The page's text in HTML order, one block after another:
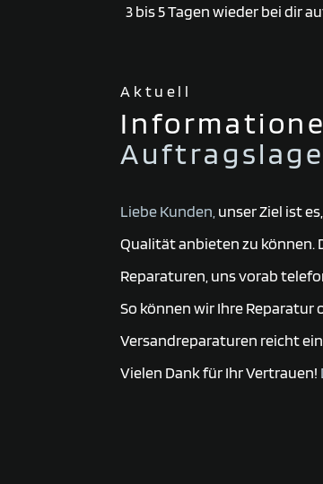
3 bis 5 Tagen wieder bei dir
Aktuell
Auftragslage
Liebe Kunden, unser Ziel ist
Qualität anbieten zu können.
Reparaturen, uns vorab
So können wir Ihre Reparatur
Versandreparaturen reicht
Vielen Dank für Ihr Vertrauen!